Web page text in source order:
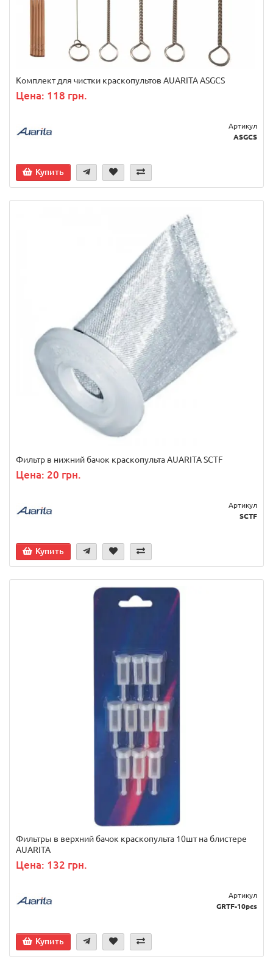
Комплект для чистки краскопультов AUARITA ASGCS
Цена: 118 грн.
Артикул
ASGCS
Купить
Фильтр в нижний бачок краскопульта AUARITA SCTF
Цена: 20 грн.
Артикул
SCTF
Купить
Фильтры в верхний бачок краскопульта 10шт на блистере
AUARITA
Цена: 132 грн.
Артикул
GRTF-10pcs
Купить